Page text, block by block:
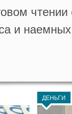
и
ДЕНЬГИ